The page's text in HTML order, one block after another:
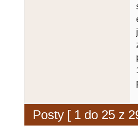
Posty [ 1 do 25 z